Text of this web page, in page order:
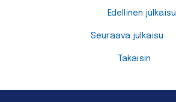
Edellinen julkaisu
Takaisin
Seuraava julkaisu